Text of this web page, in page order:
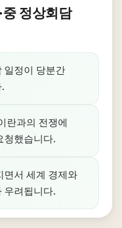
중 정상회담
일정이 당분간
란과의 전쟁에
청했습니다.
면서 세계 경제와
우려됩니다.